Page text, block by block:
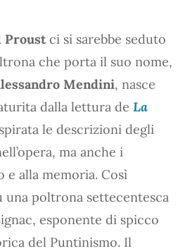
Proustci si sarebbe seduto
che porta il suo nome,
Mendini, nasce
dalla lettura de La
le descrizioni degli
ma anche i
alla memoria. Così
poltrona settecentesca
esponente di spicco
del Puntinismo. Il